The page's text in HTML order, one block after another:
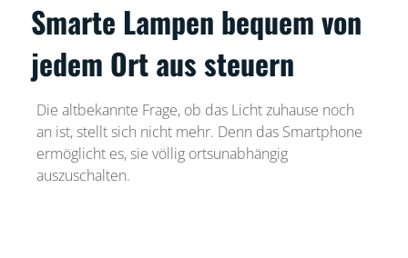
Smarte Lampen bequem von
jedem Ort aus steuern
Die altbekannte Frage, ob das Licht zuhause noch
an ist, stellt sich nicht mehr. Denn das Smartphone
ermöglicht es, sie völlig ortsunabhängig
auszuschalten.